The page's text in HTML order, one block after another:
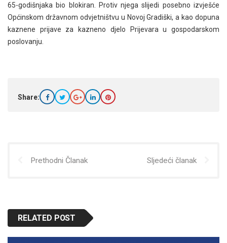
65-godišnjaka bio blokiran. Protiv njega slijedi posebno izvješće
Općinskom državnom odvjetništvu u Novoj Gradiški, a kao dopuna
kaznene prijave za kazneno djelo Prijevara u gospodarskom
poslovanju.
Share:
Prethodni Članak Sljedeći članak
RELATED POST